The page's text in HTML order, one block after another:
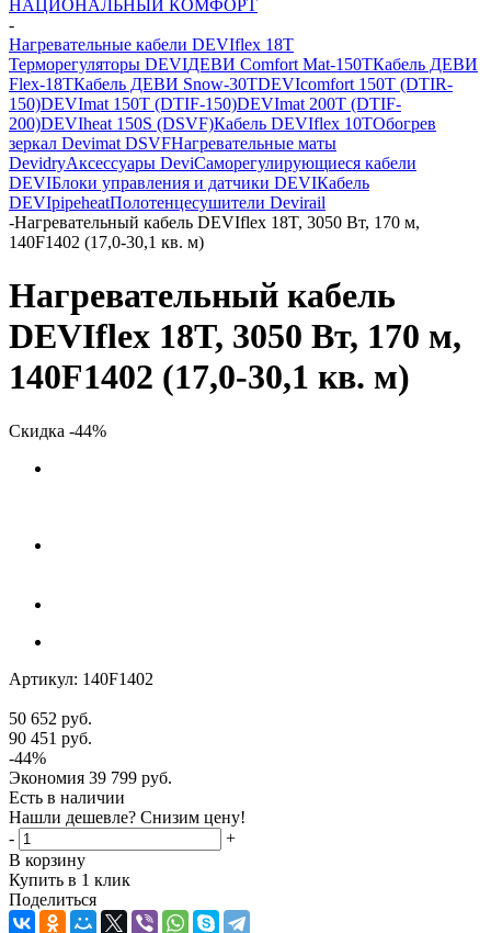
НАЦИОНАЛЬНЫЙ КОМФОРТ
-
Нагревательные кабели DEVIflex 18T
Терморегуляторы DEVIДЕВИ Comfort Mat-150TКабель ДЕВИ
Flex-18TКабель ДЕВИ Snow-30TDEVIcomfort 150T (DTIR-
150)DEVImat 150T (DTIF-150)DEVImat 200T (DTIF-
200)DEVIheat 150S (DSVF)Кабель DEVIflex 10TОбогрев
зеркал Devimat DSVFНагревательные маты
DevidryАксессуары DeviСаморегулирующиеся кабели
DEVIБлоки управления и датчики DEVIКабель
DEVIpipeheatПолотенцесушители Devirail
-Нагревательный кабель DEVIflex 18T, 3050 Вт, 170 м,
140F1402 (17,0-30,1 кв. м)
Нагревательный кабель
DEVIflex 18T, 3050 Вт, 170 м,
140F1402 (17,0-30,1 кв. м)
Скидка -44%
Артикул: 140F1402
50 652 руб.
90 451 руб.
-44%
Экономия 39 799 руб.
Есть в наличии
Нашли дешевле? Снизим цену!
-
+
В корзину
Купить в 1 клик
Поделиться